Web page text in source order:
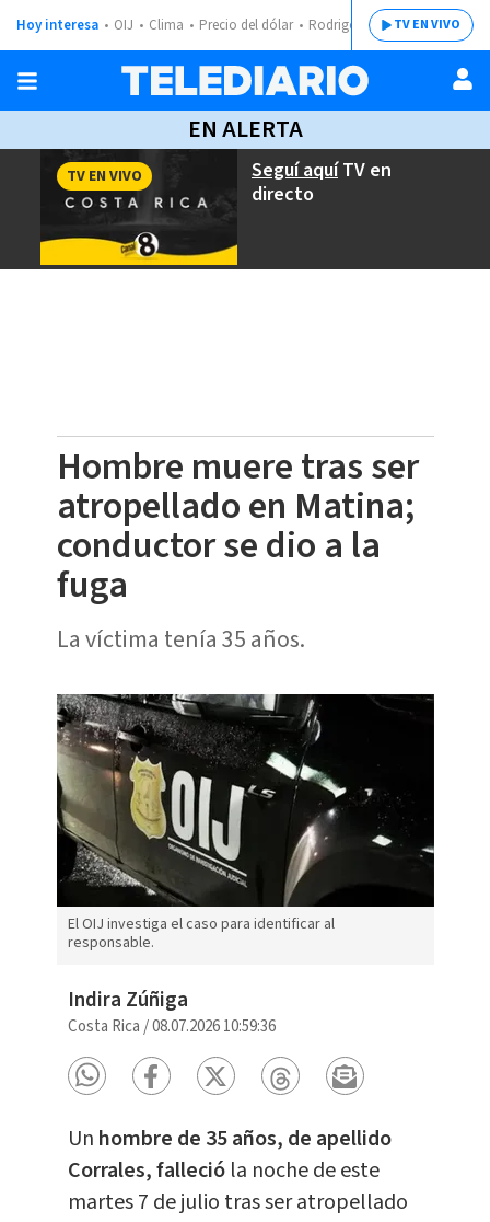
Hoy interesa OIJ Clima Precio del dólar Rodrigo ChavesTV EN VIVO
EN ALERTA
Seguí aquíTV en
directo
TV EN VIVO
Hombre muere tras ser
atropellado en Matina;
conductor se dio a la
fuga
La víctima tenía 35 años.
El OIJ investiga el caso para identificar al
responsable.
Indira Zúñiga
Costa Rica /08.07.2026 10:59:36
Un hombre de 35 años, de apellido
Corrales, falleció la noche de este
martes 7 de julio tras ser atropellado